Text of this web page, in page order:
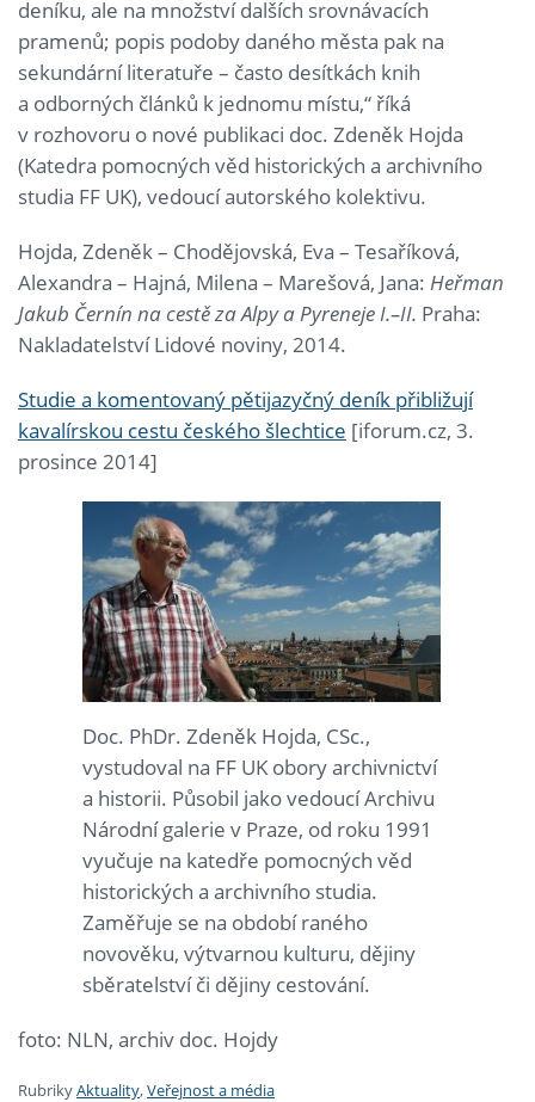
deníku, ale na množství dalších srovnávacích
pramenů; popis podoby daného města pak na
sekundární literatuře – často desítkách knih
a odborných článků k jednomu místu,“ říká
v rozhovoru o nové publikaci doc. Zdeněk Hojda
(Katedra pomocných věd historických a archivního
studia FF UK), vedoucí autorského kolektivu.
Hojda, Zdeněk – Chodějovská, Eva – Tesaříková,
Alexandra – Hajná, Milena – Marešová, Jana: Heřman
Jakub Černín na cestě za Alpy a Pyreneje I.–II. Praha:
Nakladatelství Lidové noviny, 2014.
Studie a komentovaný pětijazyčný deník přibližují
kavalírskou cestu českého šlechtice [iforum.cz, 3.
prosince 2014]
Doc. PhDr. Zdeněk Hojda, CSc.,
vystudoval na FF UK obory archivnictví
a historii. Působil jako vedoucí Archivu
Národní galerie v Praze, od roku 1991
vyučuje na katedře pomocných věd
historických a archivního studia.
Zaměřuje se na období raného
novověku, výtvarnou kulturu, dějiny
sběratelství či dějiny cestování.
foto: NLN, archiv doc. Hojdy
RubrikyAktuality,Veřejnost a média